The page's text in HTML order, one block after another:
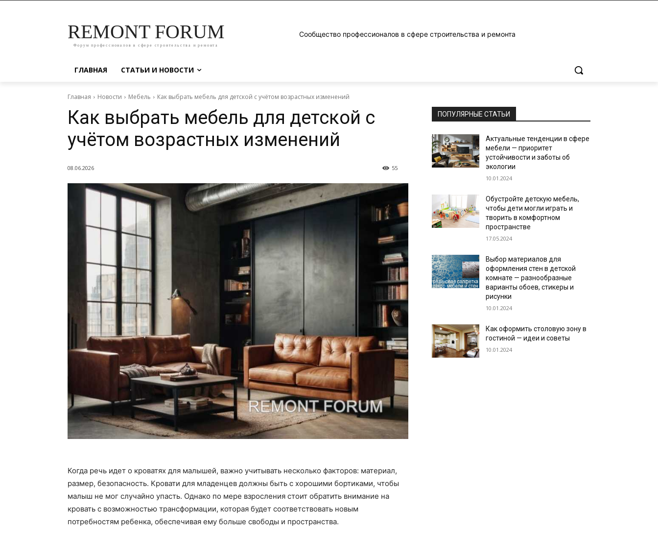
REMONT FORUM
Форум профессионалов в сфере строительства и ремонта
Сообщество профессионалов в сфере строительства и ремонта
ГЛАВНАЯ СТАТЬИ И НОВОСТИ
Главная Новости Мебель Как выбрать мебель для детской с учётом возрастных изменений
Как выбрать мебель для детской с
учётом возрастных изменений
08.06.2026 55
Когда речь идет о кроватях для малышей, важно учитывать несколько факторов: материал,
размер, безопасность. Кровати для младенцев должны быть с хорошими бортиками, чтобы
малыш не мог случайно упасть. Однако по мере взросления стоит обратить внимание на
кровать с возможностью трансформации, которая будет соответствовать новым
потребностям ребенка, обеспечивая ему больше свободы и пространства.
ПОПУЛЯРНЫЕ СТАТЬИ
Актуальные тенденции в сфере
мебели — приоритет
устойчивости и заботы об
экологии
10.01.2024
Обустройте детскую мебель,
чтобы дети могли играть и
творить в комфортном
пространстве
17.05.2024
Выбор материалов для
оформления стен в детской
комнате — разнообразные
варианты обоев, стикеры и
рисунки
10.01.2024
Как оформить столовую зону в
гостиной — идеи и советы
10.01.2024